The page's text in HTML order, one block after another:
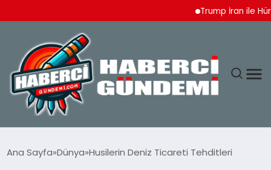
Trump İran ile Hürmüz
Ana Sayfa Dünya Husilerin Deniz Ticareti Tehditleri